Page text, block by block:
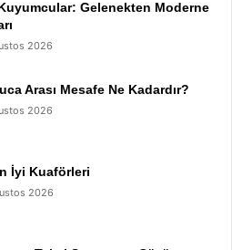
Gelenekten Moderne
2026
Arası Mesafe Ne Kadardır?
2026
İyi Kuaförleri
2026